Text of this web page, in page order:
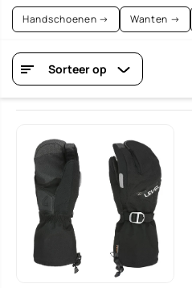
Handschoenen → Wanten →
Sorteer op